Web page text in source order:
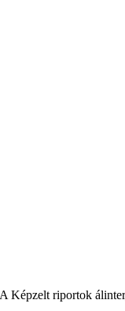
Képzelt riportok